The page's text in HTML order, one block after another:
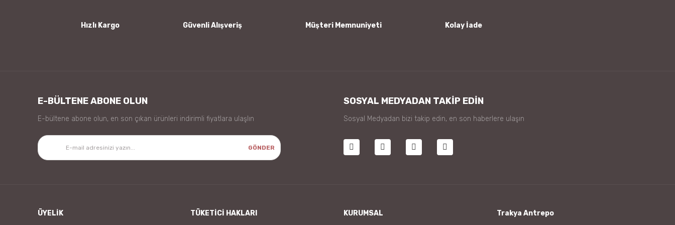
Hızlı Kargo Güvenli Alışveriş Müşteri Memnuniyeti Kolay İade
E-BÜLTENE ABONE OLUN
E-bültene abone olun, en son çıkan ürünleri indirimli fiyatlara ulaşlın
GÖNDER
SOSYAL MEDYADAN TAKİP EDİN
Sosyal Medyadan bizi takip edin, en son haberlere ulaşın
ÜYELİK TÜKETİCİ HAKLARI KURUMSAL Trakya Antrepo